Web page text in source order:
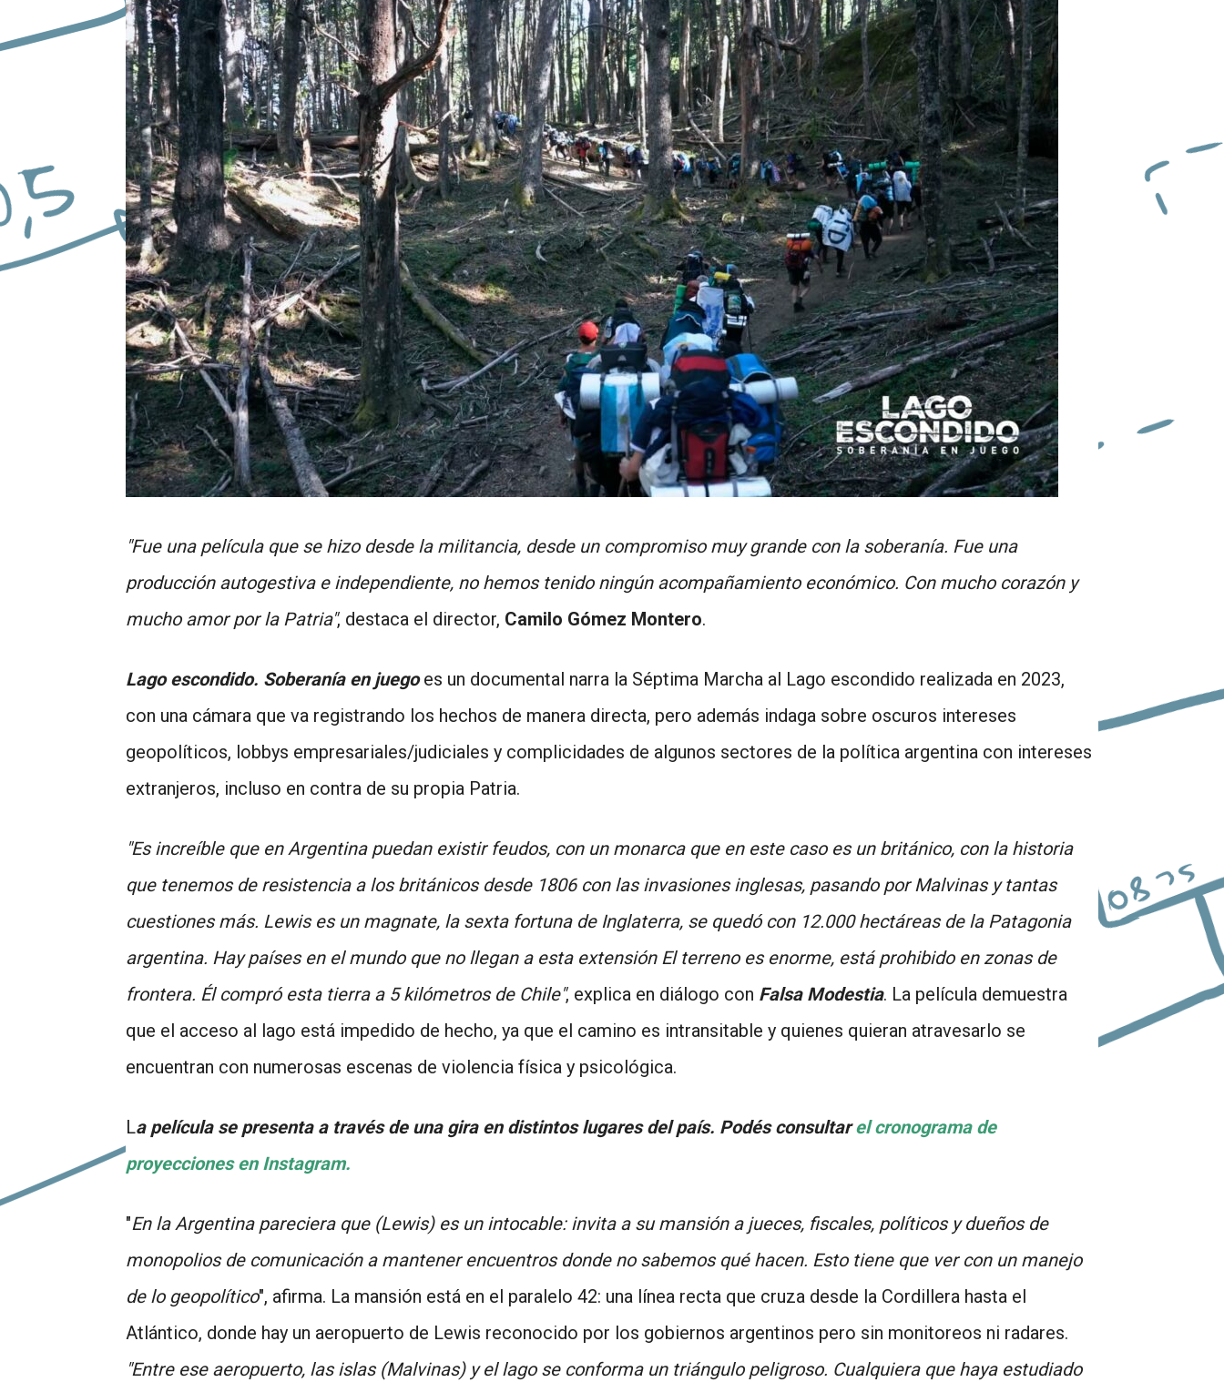
"Fue una película que se hizo desde la militancia, desde un compromiso muy grande con la soberanía. Fue una
producción autogestiva e independiente, no hemos tenido ningún acompañamiento económico. Con mucho corazón y
mucho amor por la Patria", destaca el director, Camilo Gómez Montero.
Lago escondido. Soberanía en juegoes un documental narra la Séptima Marcha al Lago escondido realizada en 2023,
con una cámara que va registrando los hechos de manera directa, pero además indaga sobre oscuros intereses
geopolíticos, lobbys empresariales/judiciales y complicidades de algunos sectores de la política argentina con intereses
extranjeros, incluso en contra de su propia Patria.
"Es increíble que en Argentina puedan existir feudos, con un monarca que en este caso es un británico, con la historia
que tenemos de resistencia a los británicos desde 1806 con las invasiones inglesas, pasando por Malvinas y tantas
cuestiones más. Lewis es un magnate, la sexta fortuna de Inglaterra, se quedó con 12.000 hectáreas de la Patagonia
argentina. Hay países en el mundo que no llegan a esta extensión El terreno es enorme, está prohibido en zonas de
frontera. Él compró esta tierra a 5 kilómetros de Chile", explica en diálogo con Falsa Modestia. La película demuestra
que el acceso al lago está impedido de hecho, ya que el camino es intransitable y quienes quieran atravesarlo se
encuentran con numerosas escenas de violencia física y psicológica.
La película se presenta a través de una gira en distintos lugares del país. Podés consultarel cronograma de
proyecciones en Instagram.
"En la Argentina pareciera que (Lewis) es un intocable: invita a su mansión a jueces, fiscales, políticos y dueños de
monopolios de comunicación a mantener encuentros donde no sabemos qué hacen. Esto tiene que ver con un manejo
de lo geopolítico", afirma. La mansión está en el paralelo 42: una línea recta que cruza desde la Cordillera hasta el
Atlántico, donde hay un aeropuerto de Lewis reconocido por los gobiernos argentinos pero sin monitoreos ni radares.
"Entre ese aeropuerto, las islas (Malvinas) y el lago se conforma un triángulo peligroso. Cualquiera que haya estudiado